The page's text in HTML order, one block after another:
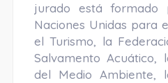
jurado está formado
Naciones Unidas para
el Turismo, la
Salvamento Acuático,
del Medio Ambiente,